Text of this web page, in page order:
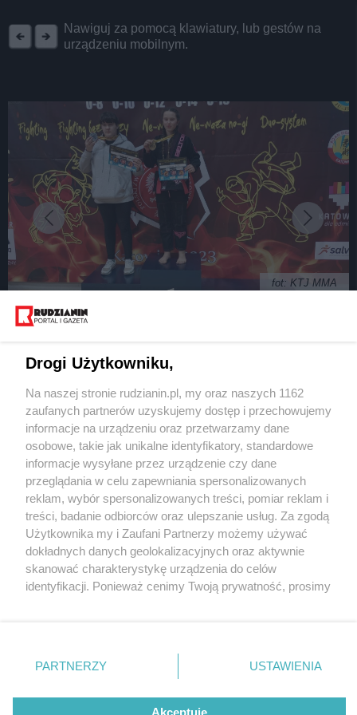
Nawiguj za pomocą klawiatury, lub gestów na
urządzeniu mobilnym.
fot: KTJ MMA
KTJ MMA i Nelson Club
4 / 14
Złotka i sreberka
Wydawca mediów
Nie zapomnij
zapoznać się z:
polityką prywatności regulamin korzystania z portali
Twojemiasto
Piekary Śląskie
Chorzów
Tarnowskie Góry
Gliwice
Skontakuj sięz nami
Kontakt
Wydawca
Redakcja
Drogi Użytkowniku,
Na naszej stronie rudzianin.pl, my oraz naszych 1162
zaufanych partnerów uzyskujemy dostęp i przechowujemy
informacje na urządzeniu oraz przetwarzamy dane
osobowe, takie jak unikalne identyfikatory, standardowe
informacje wysyłane przez urządzenie czy dane
przeglądania w celu zapewniania spersonalizowanych
reklam, wybór spersonalizowanych treści, pomiar reklam i
treści, badanie odbiorców oraz ulepszanie usług. Za zgodą
Użytkownika my i Zaufani Partnerzy możemy używać
dokładnych danych geolokalizacyjnych oraz aktywnie
skanować charakterystykę urządzenia do celów
identyfikacji. Ponieważ cenimy Twoją prywatność, prosimy
prywatności znajdujący się w lewym dolnym rogu strony
. Niektóre rodzaje przetwarzania danych nie wymagają
zgody użytkownika, ale masz prawo sprzeciwić się
takiemu przetwarzaniu. Preferencje będą miały
PARTNERZY USTAWIENIA
Akceptuję